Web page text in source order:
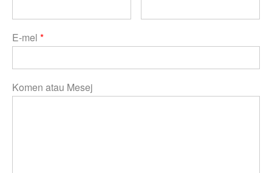
E-mel *
Komen atau Mesej